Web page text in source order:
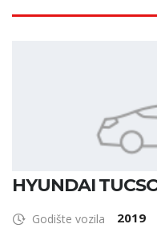
HYUNDAI
Godište vozila 2019